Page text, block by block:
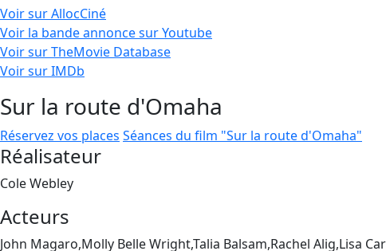
Voir sur AllocCiné
Voir la bande annonce sur Youtube
Voir sur TheMovie Database
Voir sur IMDb
Sur la route d'Omaha
Réservez vos places Séances du film "Sur la route d'Omaha"
Réalisateur
Cole Webley
Acteurs
John Magaro,Molly Belle Wright,Talia Balsam,Rachel Alig,Lisa